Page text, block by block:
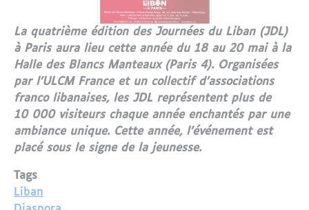
La quatrième édition des Journées du Liban (JDL)
à Paris aura lieu cette année du 18 au 20 mai à la
Halle des Blancs Manteaux (Paris 4). Organisées
par l’ULCM France et un collectif d’associations
franco libanaises, les JDL représentent plus de
10 000 visiteurs chaque année enchantés par une
ambiance unique. Cette année, l’événement est
placé sous le signe de la jeunesse.
Tags
Liban